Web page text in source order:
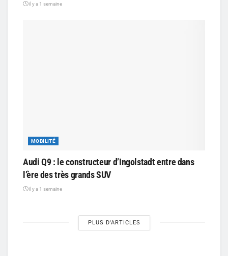
il y a 1 semaine
MOBILITÉ
Audi Q9 : le constructeur d’Ingolstadt entre dans
l’ère des très grands SUV
il y a 1 semaine
PLUS D'ARTICLES